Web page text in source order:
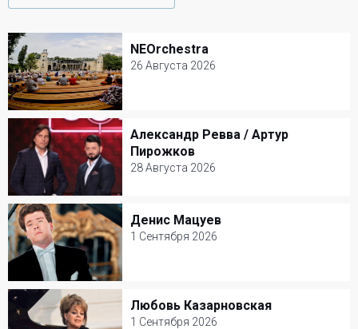
NEOrchestra
26 Августа 2026
NEOrchestra
26 Августа 2026
Зеленый театр ВДНХ
Другое
Александр Ревва / Артур
Пирожков
28 Августа 2026
Александр Ревва / Артур Пирожков
28 Августа 2026
Зеленый театр ВДНХ
Юмор
Денис Мацуев
1 Сентября 2026
Денис Мацуев
1 Сентября 2026
КЗ Чайковского
Классическая музыка
Любовь Казарновская
1 Сентября 2026
Любовь Казарновская